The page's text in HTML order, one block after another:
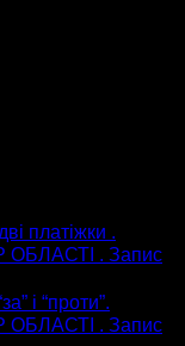
платіжки .
. Запис
і “проти”.
. Запис